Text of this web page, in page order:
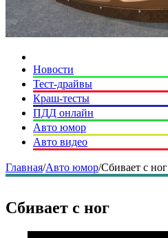
Новости
Тест-драйвы
Краш-тесты
ПДД онлайн
Авто юмор
Авто видео
Главная/Авто юмор/Сбивает с ног
Сбивает с ног